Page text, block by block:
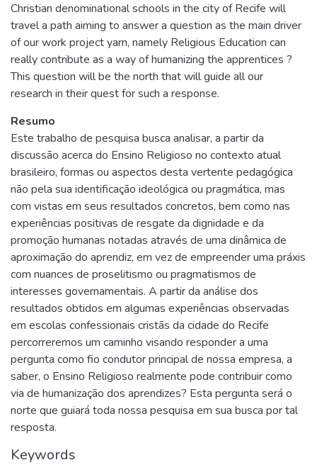
Christian denominational schools in the city of Recife will
travel a path aiming to answer a question as the main driver
of our work project yarn, namely Religious Education can
really contribute as a way of humanizing the apprentices ?
This question will be the north that will guide all our
research in their quest for such a response.
Resumo
Este trabalho de pesquisa busca analisar, a partir da
discussão acerca do Ensino Religioso no contexto atual
brasileiro, formas ou aspectos desta vertente pedagógica
não pela sua identificação ideológica ou pragmática, mas
com vistas em seus resultados concretos, bem como nas
experiências positivas de resgate da dignidade e da
promoção humanas notadas através de uma dinâmica de
aproximação do aprendiz, em vez de empreender uma práxis
com nuances de proselitismo ou pragmatismos de
interesses governamentais. A partir da análise dos
resultados obtidos em algumas experiências observadas
em escolas confessionais cristãs da cidade do Recife
percorreremos um caminho visando responder a uma
pergunta como fio condutor principal de nossa empresa, a
saber, o Ensino Religioso realmente pode contribuir como
via de humanização dos aprendizes? Esta pergunta será o
norte que guiará toda nossa pesquisa em sua busca por tal
resposta.
Keywords